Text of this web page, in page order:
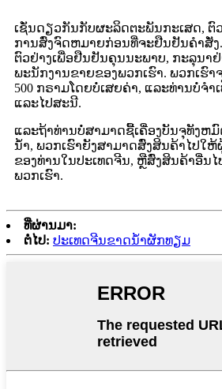
ເຊັ່ນດຽວກັນກັບຜະລິດຕະພັນກະເສດ, ຕົ
ການສົ່ງຈົດຫມາຍກ່ອນທີ່ຈະຢືນຢັນຄໍາສັ່ງ
ຕົວຢ່າງເພື່ອຢືນຢັນຄຸນນະພາບ, ກະລຸນາຢ່
ພະນັກງານຂາຍຂອງພວກເຮົາ. ພວກເຮົ
500 ກຣາມໂດຍບໍ່ເສຍຄ່າ, ແລະທ່ານບໍ່ຈໍາ
ແລະໄປສະນີ.
ແລະຖ້າທ່ານບໍ່ສາມາດຊື້ເຄື່ອງບັນຈຸທັງຫ
ນ້ໍາ, ພວກເຮົາຍັງສາມາດສົ່ງສິນຄ້າໄປໃ
ຂອງທ່ານໃນປະເທດຈີນ, ຫຼືສົ່ງສິນຄ້າອື່ນໄ
ພວກເຮົາ.
ທີ່ຜ່ານມາ:
ຕໍ່ໄປ: ປະເທດຈີນຂາດນ້ໍາຜັກທຽມ